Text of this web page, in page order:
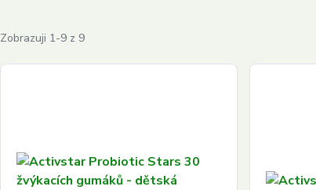
Zobrazuji 1-9 z 9